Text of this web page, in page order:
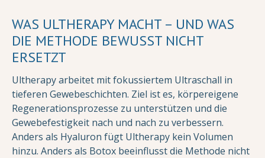
WAS ULTHERAPY MACHT – UND WAS
DIE METHODE BEWUSST NICHT
ERSETZT
Ultherapy arbeitet mit fokussiertem Ultraschall in
tieferen Gewebeschichten. Ziel ist es, körpereigene
Regenerationsprozesse zu unterstützen und die
Gewebefestigkeit nach und nach zu verbessern.
Anders als Hyaluron fügt Ultherapy kein Volumen
hinzu. Anders als Botox beeinflusst die Methode nicht